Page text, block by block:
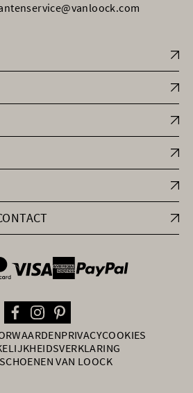
PRIVACYCOOKIES
VAN LOOCK